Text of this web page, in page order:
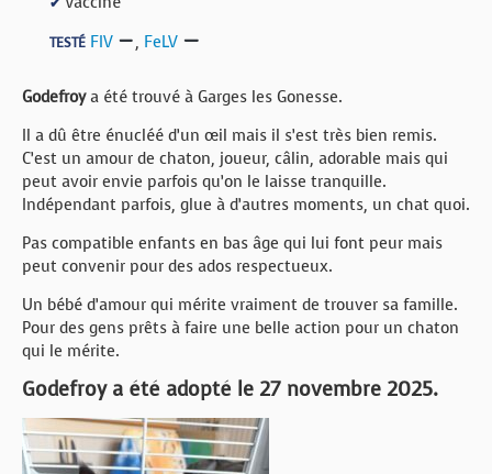
TESTÉ FIV , FeLV
Godefroya été trouvé à Garges les Gonesse.
Il a dû être énucléé d’un œil mais il s’est très bien remis.
C’est un amour de chaton, joueur, câlin, adorable mais qui
peut avoir envie parfois qu’on le laisse tranquille.
Indépendant parfois, glue à d’autres moments, un chat quoi.
Pas compatible enfants en bas âge qui lui font peur mais
peut convenir pour des ados respectueux.
Un bébé d’amour qui mérite vraiment de trouver sa famille.
Pour des gens prêts à faire une belle action pour un chaton
qui le mérite.
Godefroy a été adopté le 27 novembre 2025.